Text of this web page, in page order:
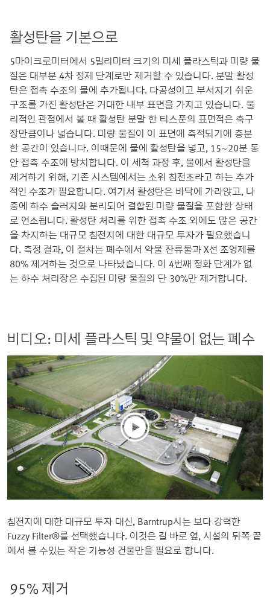
활성탄을 기본으로
5마이크로미터에서 5밀리미터 크기의 미세 플라스틱과 미량 물
질은 대부분 4차 정제 단계로만 제거할 수 있습니다. 분말 활성
탄은 접촉 수조의 물에 추가됩니다. 다공성이고 부서지기 쉬운
구조를 가진 활성탄은 거대한 내부 표면을 가지고 있습니다. 물
리적인 관점에서 볼 때 활성탄 분말 한 티스푼의 표면적은 축구
장만큼이나 넓습니다. 미량 물질이 이 표면에 축적되기에 충분
한 공간이 있습니다. 이때문에 물에 활성탄을 넣고, 15~20분 동
안 접촉 수조에 방치합니다. 이 세척 과정 후, 물에서 활성탄을
제거하기 위해, 기존 시스템에서는 소위 침전조라고 하는 추가
적인 수조가 필요합니다. 여기서 활성탄은 바닥에 가라앉고, 나
중에 하수 슬러지와 분리되어 결합된 미량 물질을 포함한 상태
로 연소됩니다. 활성탄 처리를 위한 접촉 수조 외에도 많은 공간
을 차지하는 대규모 침전지에 대한 대규모 투자가 필요했습니
다. 측정 결과, 이 ​​절차는 폐수에서 약물 잔류물과 X선 조영제를
80% 제거하는 것으로 나타났습니다. 이 4번째 정화 단계가 없
는 하수 처리장은 수집된 미량 물질의 단 30%만 제거합니다.
비디오: 미세 플라스틱 및 약물이 없는 폐수
침전지에 대한 대규모 투자 대신, Barntrup시는 보다 강력한
Fuzzy Filter®를 선택했습니다. 이것은 길 바로 옆, 시설의 뒤쪽 끝
에서 볼 수있는 작은 기능성 건물만을 필요로 합니다.
95% 제거